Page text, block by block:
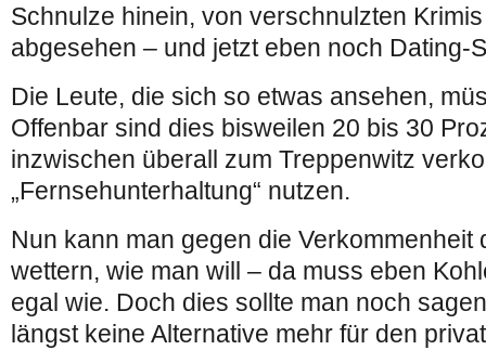
Schnulze hinein, von verschnulzten
abgesehen – und jetzt eben noch Dating-
Die Leute, die sich so etwas ansehen,
Offenbar sind dies bisweilen 20 bis 30
inzwischen überall zum Treppenwitz
„Fernsehunterhaltung“ nutzen.
Nun kann man gegen die Verkommenheit
wettern, wie man will – da muss eben
egal wie. Doch dies sollte man noch
längst keine Alternative mehr für den